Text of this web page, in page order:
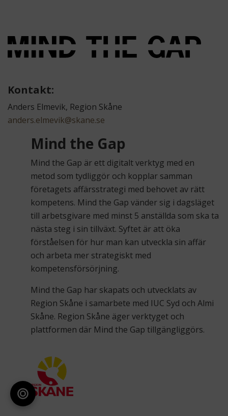
Kontakt:
Anders Elmevik, Region Skåne
anders.elmevik@skane.se
Mind the Gap
Mind the Gap är ett digitalt verktyg med en
metod som tydliggör och kopplar samman
företagets affärsstrategi med behovet av rätt
kompetens. Mind the Gap vänder sig i dagsläget
till arbetsgivare med minst 5 anställda som ska ta
nästa steg i sin tillväxt. Syftet är att öka
förståelsen för hur man kan utveckla sin affär
och arbeta mer strategiskt med
kompetensförsörjning.
Mind the Gap har skapats och utvecklats av
Region Skåne i samarbete med IUC Syd och Almi
Skåne. Region Skåne äger verktyget och
plattformen där Mind the Gap tillgängliggörs.